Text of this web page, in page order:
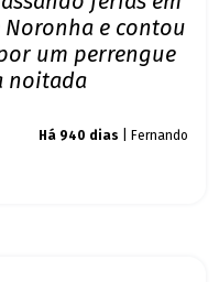
Noronha e contou
um perrengue
noitada
Há 940 dias | Fernando